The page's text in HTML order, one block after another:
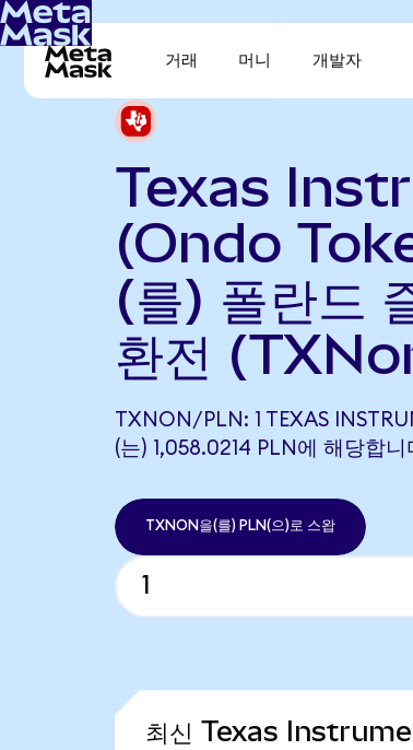
거래 머니 개발자
Texas
(Ondo
(를) 폴란드
환전
TXNON/PLN: 1 TEXAS
(는) 1,058.0214 PLN에 해당합니
TXNON을(를) PLN(으)로 스왑
최신 Texas